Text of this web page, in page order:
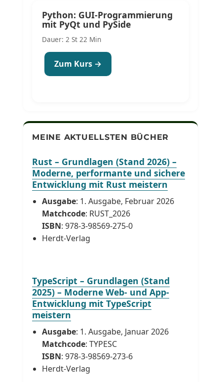
Python: GUI-Programmierung
mit PyQt und PySide
Dauer: 2 St 22 Min
Zum Kurs →
MEINE AKTUELLSTEN BÜCHER
Rust – Grundlagen (Stand 2026) –
Moderne, performante und sichere
Entwicklung mit Rust meistern
Ausgabe: 1. Ausgabe, Februar 2026
Matchcode: RUST_2026
ISBN: 978-3-98569-275-0
Herdt-Verlag
TypeScript – Grundlagen (Stand
2025) – Moderne Web- und App-
Entwicklung mit TypeScript
meistern
Ausgabe: 1. Ausgabe, Januar 2026
Matchcode: TYPESC
ISBN: 978-3-98569-273-6
Herdt-Verlag